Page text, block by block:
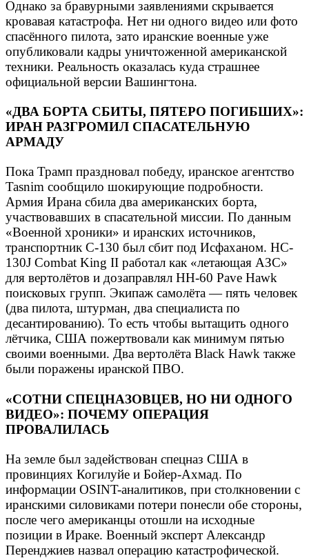
Однако за бравурными заявлениями скрывается
кровавая катастрофа. Нет ни одного видео или фото
спасённого пилота, зато иранские военные уже
опубликовали кадры уничтоженной американской
техники. Реальность оказалась куда страшнее
официальной версии Вашингтона.
«ДВА БОРТА СБИТЫ, ПЯТЕРО ПОГИБШИХ»:
ИРАН РАЗГРОМИЛ СПАСАТЕЛЬНУЮ
АРМАДУ
Пока Трамп праздновал победу, иранское агентство
Tasnim сообщило шокирующие подробности.
Армия Ирана сбила два американских борта,
участвовавших в спасательной миссии. По данным
«Военной хроники» и иранских источников,
транспортник С-130 был сбит под Исфаханом. HC-
130J Combat King II работал как «летающая АЗС»
для вертолётов и дозаправлял HH-60 Pave Hawk
поисковых групп. Экипаж самолёта — пять человек
(два пилота, штурман, два специалиста по
десантированию). То есть чтобы вытащить одного
лётчика, США пожертвовали как минимум пятью
своими военными. Два вертолёта Black Hawk также
были поражены иранской ПВО.
«СОТНИ СПЕЦНАЗОВЦЕВ, НО НИ ОДНОГО
ВИДЕО»: ПОЧЕМУ ОПЕРАЦИЯ
ПРОВАЛИЛАСЬ
На земле был задействован спецназ США в
провинциях Когилуйе и Бойер-Ахмад. По
информации OSINT-аналитиков, при столкновении с
иранскими силовиками потери понесли обе стороны,
после чего американцы отошли на исходные
позиции в Ираке. Военный эксперт Александр
Перенджиев назвал операцию катастрофической.